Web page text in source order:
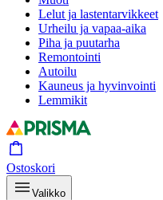
Lelut ja lastentarvikkeet
Urheilu ja vapaa-aika
Piha ja puutarha
Remontointi
Autoilu
Kauneus ja hyvinvointi
Lemmikit
Ostoskori
Valikko